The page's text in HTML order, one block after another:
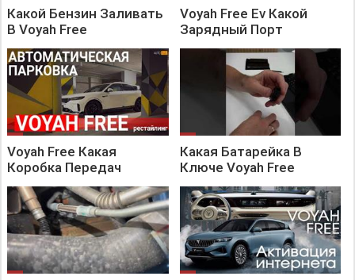
Какой Бензин Заливать
В Voyah Free
Voyah Free Ev Какой
Зарядный Порт
Voyah Free Какая
Коробка Передач
Какая Батарейка В
Ключе Voyah Free